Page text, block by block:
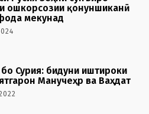
ошкорсозии қонуншиканӣ
мекунад
Сурия: бидуни иштироки
Манучеҳр ва Ваҳдат